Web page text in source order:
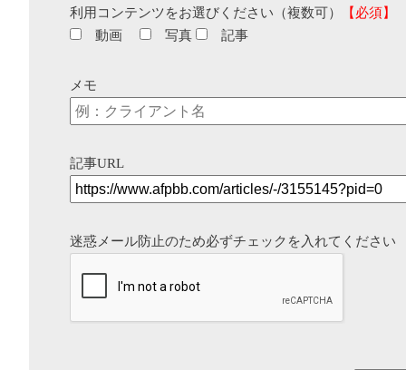
利用コンテンツをお選びください（複数可）
【必須】
動画
写真 記事
メモ
記事URL
迷惑メール防止のため必ずチェックを入れてください